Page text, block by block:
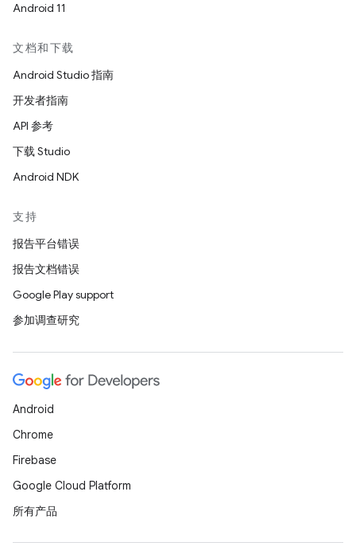
Android 11
文档和下载
Android Studio 指南
开发者指南
API 参考
下载 Studio
Android NDK
支持
报告平台错误
报告文档错误
Google Play support
参加调查研究
Android
Chrome
Firebase
Google Cloud Platform
所有产品